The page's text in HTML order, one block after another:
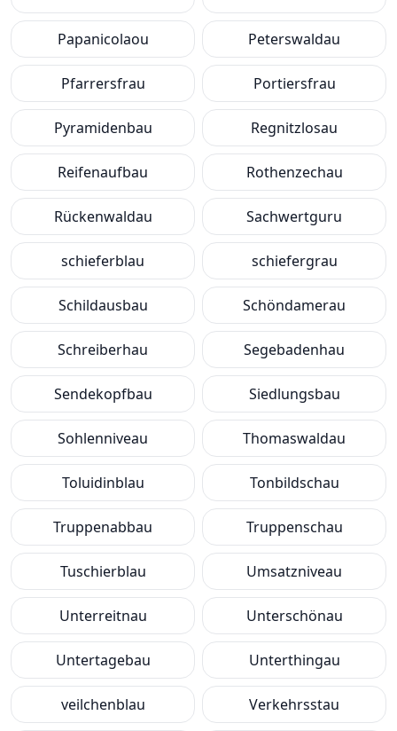
Papanicolaou Peterswaldau
Pfarrersfrau Portiersfrau
Pyramidenbau Regnitzlosau
Reifenaufbau Rothenzechau
Rückenwaldau Sachwertguru
schieferblau schiefergrau
Schildausbau Schöndamerau
Schreiberhau Segebadenhau
Sendekopfbau Siedlungsbau
Sohlenniveau Thomaswaldau
Toluidinblau Tonbildschau
Truppenabbau Truppenschau
Tuschierblau Umsatzniveau
Unterreitnau Unterschönau
Untertagebau Unterthingau
veilchenblau Verkehrsstau